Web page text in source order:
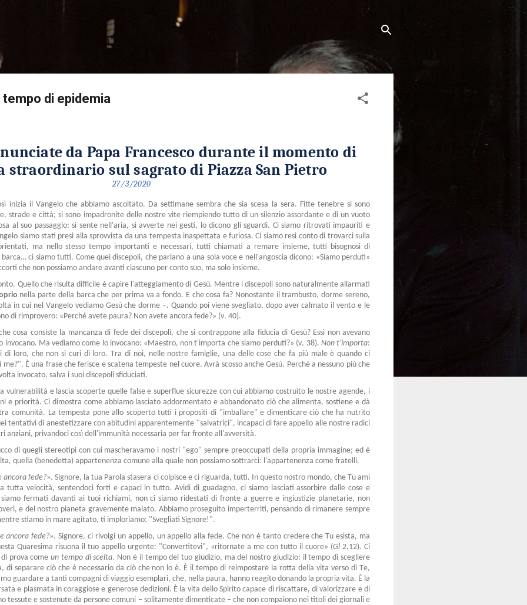
Passa ai contenuti principali
tempo di epidemia
da Papa Francesco durante il momento di
straordinario sul sagrato di Piazza San Pietro
27/3/2020
inizia il Vangelo che abbiamo ascoltato. Da settimane sembra che sia scesa la sera. Fitte tenebre si sono
e città; si sono impadronite delle nostre vite riempiendo tutto di un silenzio assordante e di un vuoto
al suo passaggio: si sente nell'aria, si avverte nei gesti, lo dicono gli sguardi. Ci siamo ritrovati impauriti e
siamo stati presi alla sprovvista da una tempesta inaspettata e furiosa. Ci siamo resi conto di trovarci sulla
ma nello stesso tempo importanti e necessari, tutti chiamati a remare insieme, tutti bisognosi di
ci siamo tutti. Come quei discepoli, che parlano a una sola voce e nell'angoscia dicono: «Siamo perduti»
che non possiamo andare avanti ciascuno per conto suo, ma solo insieme.
Quello che risulta difficile è capire l'atteggiamento di Gesù. Mentre i discepoli sono naturalmente allarmati
nella parte della barca che per prima va a fondo. E che cosa fa? Nonostante il trambusto, dorme sereno,
in cui nel Vangelo vediamo Gesù che dorme –. Quando poi viene svegliato, dopo aver calmato il vento e le
di rimprovero: «Perché avete paura? Non avete ancora fede?» (v. 40).
cosa consiste la mancanza di fede dei discepoli, che si contrappone alla fiducia di Gesù? Essi non avevano
invocano. Ma vediamo come lo invocano: «Maestro, non t'importa che siamo perduti?» (v. 38). Non t'importa:
di loro, che non si curi di loro. Tra di noi, nelle nostre famiglie, una delle cose che fa più male è quando ci
È una frase che ferisce e scatena tempeste nel cuore. Avrà scosso anche Gesù. Perché a nessuno più che
invocato, salva i suoi discepoli sfiduciati.
vulnerabilità e lascia scoperte quelle false e superflue sicurezze con cui abbiamo costruito le nostre agende, i
e priorità. Ci dimostra come abbiamo lasciato addormentato e abbandonato ciò che alimenta, sostiene e dà
comunità. La tempesta pone allo scoperto tutti i propositi di "imballare" e dimenticare ciò che ha nutrito
tentativi di anestetizzare con abitudini apparentemente "salvatrici", incapaci di fare appello alle nostre radici
anziani, privandoci così dell'immunità necessaria per far fronte all'avversità.
di quegli stereotipi con cui mascheravamo i nostri "ego" sempre preoccupati della propria immagine; ed è
quella (benedetta) appartenenza comune alla quale non possiamo sottrarci: l'appartenenza come fratelli.
ancora fede?». Signore, la tua Parola stasera ci colpisce e ci riguarda, tutti. In questo nostro mondo, che Tu ami
tutta velocità, sentendoci forti e capaci in tutto. Avidi di guadagno, ci siamo lasciati assorbire dalle cose e
fermati davanti ai tuoi richiami, non ci siamo ridestati di fronte a guerre e ingiustizie planetarie, non
e del nostro pianeta gravemente malato. Abbiamo proseguito imperterriti, pensando di rimanere sempre
stiamo in mare agitato, ti imploriamo: "Svegliati Signore!".
ancora fede?». Signore, ci rivolgi un appello, un appello alla fede. Che non è tanto credere che Tu esista, ma
Quaresima risuona il tuo appello urgente: "Convertitevi", «ritornate a me con tutto il cuore» (Gl 2,12). Ci
prova comeun tempo di scelta. Non è il tempo del tuo giudizio, ma del nostro giudizio: il tempo di scegliere
di separare ciò che è necessario da ciò che non lo è. È il tempo di reimpostare la rotta della vita verso di Te,
guardare a tanti compagni di viaggio esemplari, che, nella paura, hanno reagito donando la propria vita. È la
e plasmata in coraggiose e generose dedizioni. È la vita dello Spirito capace di riscattare, di valorizzare e di
tessute e sostenute da persone comuni – solitamente dimenticate – che non compaiono nei titoli dei giornali e